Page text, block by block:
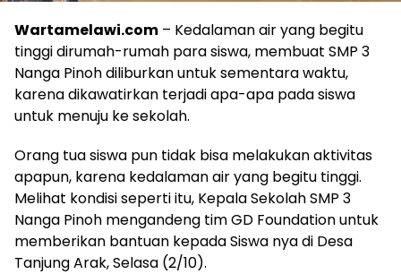
Wartamelawi.com – Kedalaman air yang begitu
tinggi dirumah-rumah para siswa, membuat SMP 3
Nanga Pinoh diliburkan untuk sementara waktu,
karena dikawatirkan terjadi apa-apa pada siswa
untuk menuju ke sekolah.
Orang tua siswa pun tidak bisa melakukan aktivitas
apapun, karena kedalaman air yang begitu tinggi.
Melihat kondisi seperti itu, Kepala Sekolah SMP 3
Nanga Pinoh mengandeng tim GD Foundation untuk
memberikan bantuan kepada Siswa nya di Desa
Tanjung Arak, Selasa (2/10).